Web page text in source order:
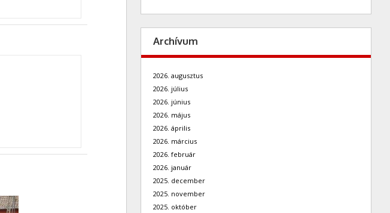
Archívum
2026. augusztus
2026. július
2026. június
2026. május
2026. április
2026. március
2026. február
2026. január
2025. december
2025. november
2025. október